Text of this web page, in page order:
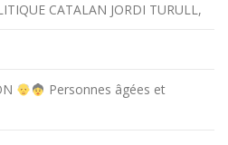
CATALAN JORDI TURULL,
Personnes âgées et